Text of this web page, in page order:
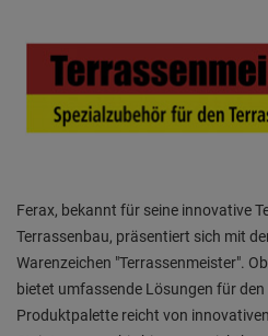
Ferax, bekannt für seine innovative
Terrassenbau, präsentiert sich mit
Warenzeichen "Terrassenmeister".
bietet umfassende Lösungen für den
Produktpalette reicht von